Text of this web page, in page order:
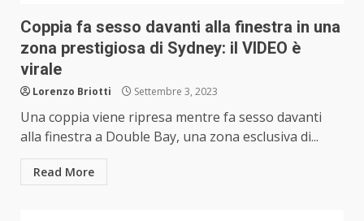
Coppia fa sesso davanti alla finestra in una
zona prestigiosa di Sydney: il VIDEO è
virale
Lorenzo Briotti Settembre 3, 2023
Una coppia viene ripresa mentre fa sesso davanti
alla finestra a Double Bay, una zona esclusiva di...
Read More